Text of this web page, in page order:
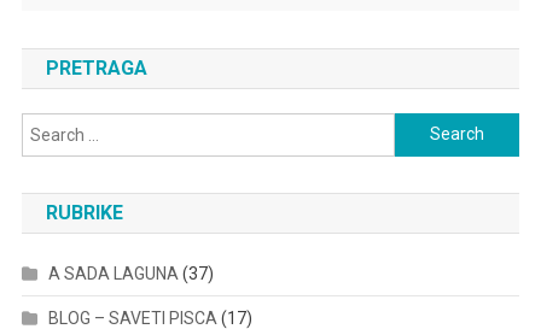
PRETRAGA
Search
for:
RUBRIKE
A SADA LAGUNA (37)
BLOG – SAVETI PISCA (17)